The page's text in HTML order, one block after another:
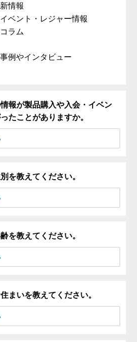
情報
ベント・レジャー情報
ラム
例やインタビュー
報が製品購入や入会・イベン
たことがありますか。
を教えてください。
を教えてください。
まいを教えてください。